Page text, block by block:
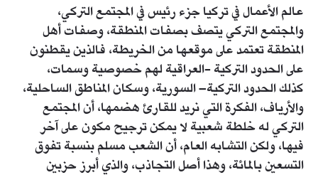
عالم الأعمال في تركيا جزء رئيس في المجتمع التركي،
والمجتمع التركي يتصف بصفات المنطقة، وصفات أهل
المنطقة تعتمد على موقعها من الخريطة، فالذين يقطنون
على الحدود التركية -العراقية لهم خصوصية وسمات،
كذلك الحدود التركية– السورية، وسكان المناطق الساحلية،
والأرياف، الفكرة التي نريد للقارئ هضمها، أن المجتمع
التركي له خلطة شعبية لا يمكن ترجيح مكون على آخر
فيها، ولكن التشابه العام، أن الشعب مسلم بنسبة تفوق
التسعين بالمائة، وهذا أصل التجاذب، والذي أبرز حزبين